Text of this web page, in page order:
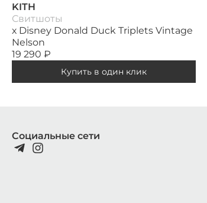
KITH
Свитшоты
х Disney Donald Duck Triplets Vintage
Nelson
19 290 ₽
Купить в один клик
Социальные сети